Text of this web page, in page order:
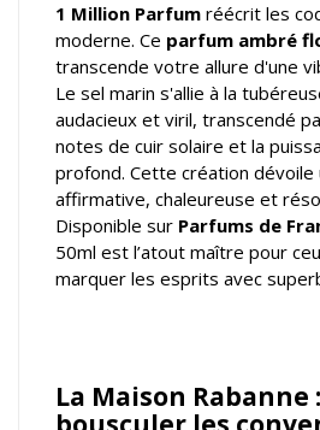
1 Million Parfum réécrit les
moderne. Ce parfum ambré
transcende votre allure d'une
Le sel marin s'allie à la
audacieux et viril, transcendé
notes de cuir solaire et la
profond. Cette création dévoile
affirmative, chaleureuse et
Disponible sur Parfums de
50ml est l’atout maître pour
marquer les esprits avec
La Maison Rabanne